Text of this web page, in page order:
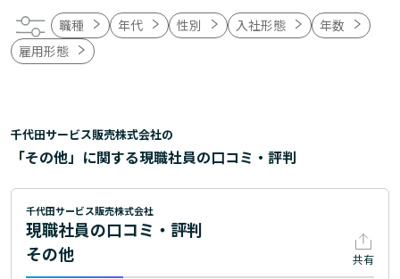
職種 年代 性別 入社形態
年数
雇用形態
千代田サービス販売株式会社の
「その他」に関する現職社員の口コミ・評判
千代田サービス販売株式会社
現職社員の口コミ・評判
その他
共有